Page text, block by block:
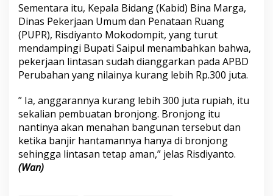
Sementara itu, Kepala Bidang (Kabid) Bina Marga,
Dinas Pekerjaan Umum dan Penataan Ruang
(PUPR), Risdiyanto Mokodompit, yang turut
mendampingi Bupati Saipul menambahkan bahwa,
pekerjaan lintasan sudah dianggarkan pada APBD
Perubahan yang nilainya kurang lebih Rp.300 juta.
” Ia, anggarannya kurang lebih 300 juta rupiah, itu
sekalian pembuatan bronjong. Bronjong itu
nantinya akan menahan bangunan tersebut dan
ketika banjir hantamannya hanya di bronjong
sehingga lintasan tetap aman,” jelas Risdiyanto.
(Wan)